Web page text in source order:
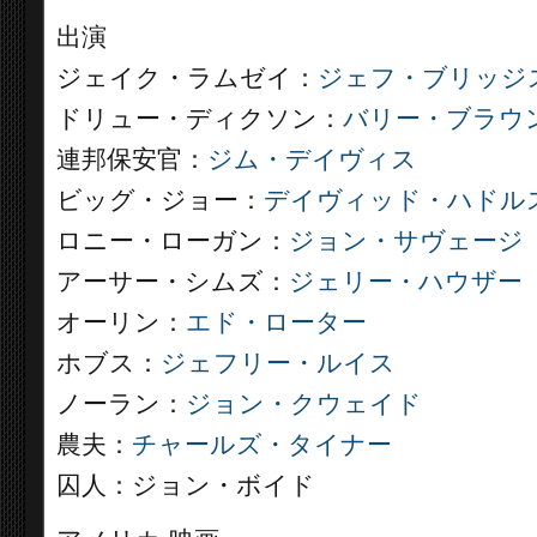
出演
ジェイク・ラムゼイ： ジェフ・ブリッジ
ドリュー・ディクソン： バリー・ブラウ
連邦保安官： ジム・デイヴィス
ビッグ・ジョー： デイヴィッド・ハドル
ロニー・ローガン： ジョン・サヴェージ
アーサー・シムズ： ジェリー・ハウザー
オーリン： エド・ローター
ホブス： ジェフリー・ルイス
ノーラン： ジョン・クウェイド
農夫： チャールズ・タイナー
囚人：ジョン・ボイド